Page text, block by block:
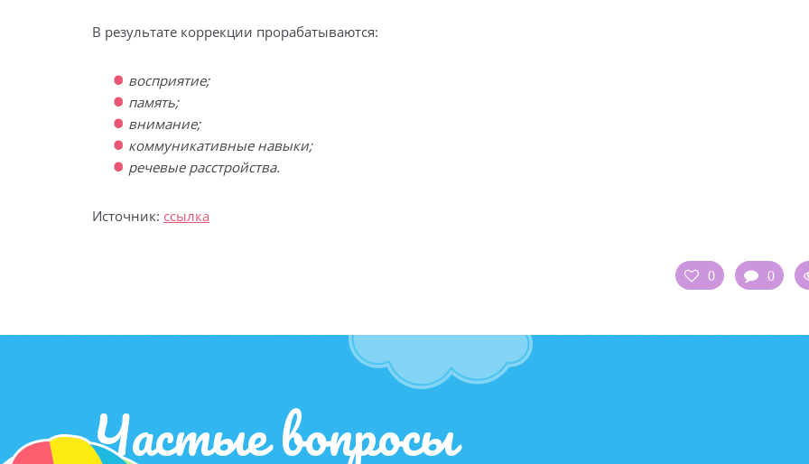
В результате коррекции прорабатываются:
восприятие;
память;
внимание;
коммуникативные навыки;
речевые расстройства.
Источник: ссылка
0 0
Частые вопросы